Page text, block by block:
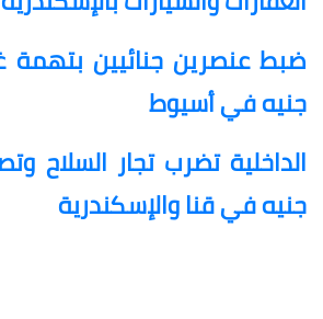
جنيه في أسيوط
جنيه في قنا والإسكندرية